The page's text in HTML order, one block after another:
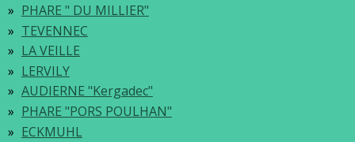
PHARE " DU MILLIER"
TEVENNEC
LA VEILLE
LERVILY
AUDIERNE "Kergadec"
PHARE "PORS POULHAN"
ECKMUHL